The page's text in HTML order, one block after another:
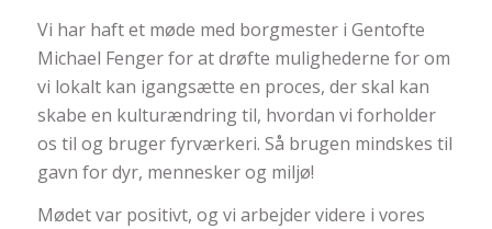
Vi har haft et møde med borgmester i Gentofte
Michael Fenger for at drøfte mulighederne for om
vi lokalt kan igangsætte en proces, der skal kan
skabe en kulturændring til, hvordan vi forholder
os til og bruger fyrværkeri. Så brugen mindskes til
gavn for dyr, mennesker og miljø!
Mødet var positivt, og vi arbejder videre i vores